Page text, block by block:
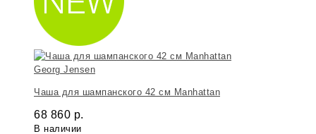
Georg Jensen
Чаша для шампанского 42 см Manhattan
68 860 р.
В наличии